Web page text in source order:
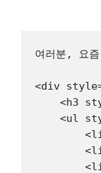
여러분, 요
<div
<h3
<ul